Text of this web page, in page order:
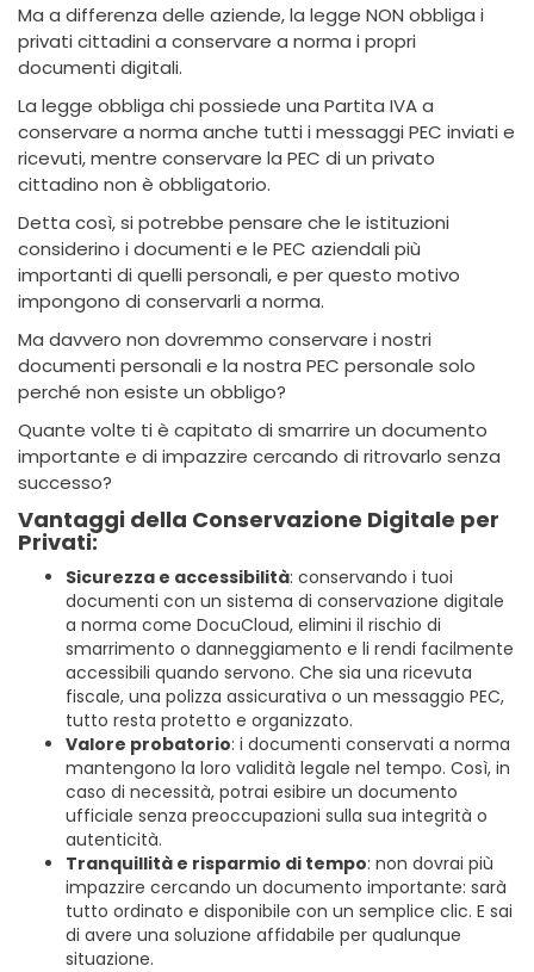
Ma a differenza delle aziende, la legge NON obbliga i
privati cittadini a conservare a norma i propri
documenti digitali.
La legge obbliga chi possiede una Partita IVA a
conservare a norma anche tutti i messaggi PEC inviati e
ricevuti, mentre conservare la PEC di un privato
cittadino non è obbligatorio.
Detta così, si potrebbe pensare che le istituzioni
considerino i documenti e le PEC aziendali più
importanti di quelli personali, e per questo motivo
impongono di conservarli a norma.
Ma davvero non dovremmo conservare i nostri
documenti personali e la nostra PEC personale solo
perché non esiste un obbligo?
Quante volte ti è capitato di smarrire un documento
importante e di impazzire cercando di ritrovarlo senza
successo?
Vantaggi della Conservazione Digitale per
Privati:
Sicurezza e accessibilità: conservando i tuoi
documenti con un sistema di conservazione digitale
a norma come DocuCloud, elimini il rischio di
smarrimento o danneggiamento e li rendi facilmente
accessibili quando servono. Che sia una ricevuta
fiscale, una polizza assicurativa o un messaggio PEC,
tutto resta protetto e organizzato.
Valore probatorio: i documenti conservati a norma
mantengono la loro validità legale nel tempo. Così, in
caso di necessità, potrai esibire un documento
ufficiale senza preoccupazioni sulla sua integrità o
autenticità.
Tranquillità e risparmio di tempo: non dovrai più
impazzire cercando un documento importante: sarà
tutto ordinato e disponibile con un semplice clic. E sai
di avere una soluzione affidabile per qualunque
situazione.